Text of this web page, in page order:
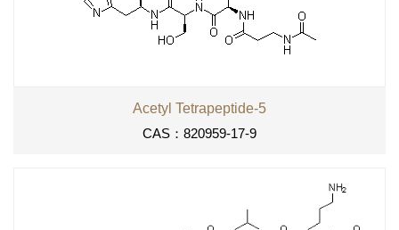
Acetyl Tetrapeptide-5
CAS：820959-17-9